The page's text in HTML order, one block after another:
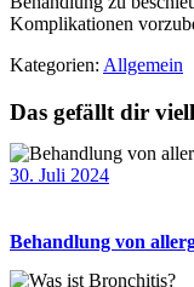
Komplikationen
Kategorien: Allgemein
Das gefällt dir
30. Juli 2024
Behandlung von